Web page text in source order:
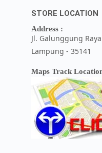
STORE LOCATION
Address :
Jl. Galunggung
Lampung - 35141
Maps Track